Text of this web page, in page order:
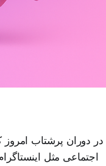
در دوران پرشتاب
اجتماعی مثل